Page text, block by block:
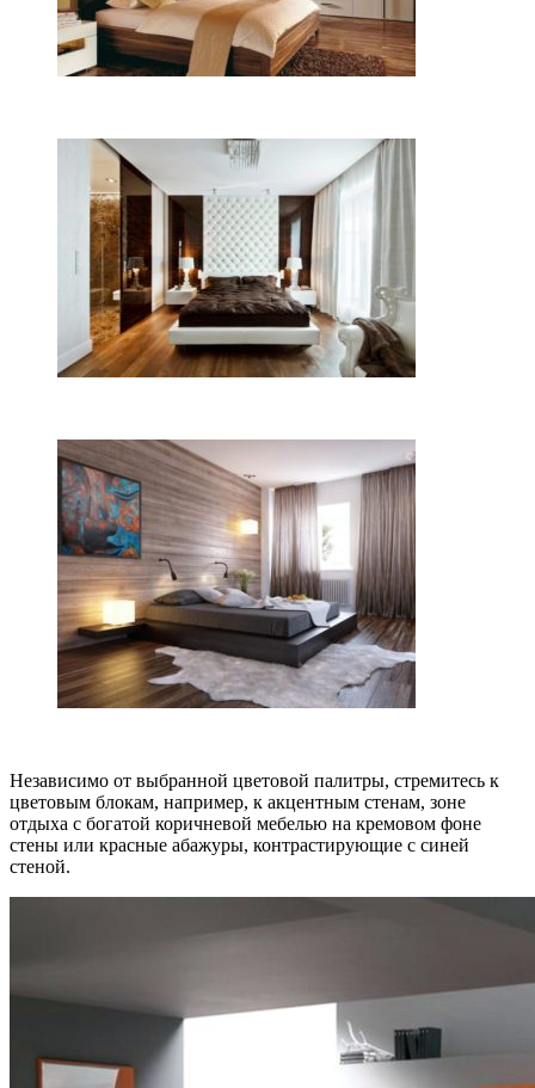
Независимо от выбранной цветовой палитры, стремитесь к
цветовым блокам, например, к акцентным стенам, зоне
отдыха с богатой коричневой мебелью на кремовом фоне
стены или красные абажуры, контрастирующие с синей
стеной.